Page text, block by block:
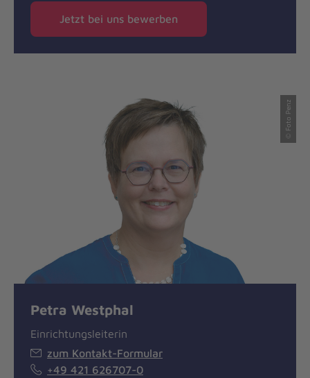
Jetzt bei uns bewerben
© Foto Penz
Petra Westphal
Einrichtungsleiterin
zum Kontakt-Formular
+49 421 626707-0